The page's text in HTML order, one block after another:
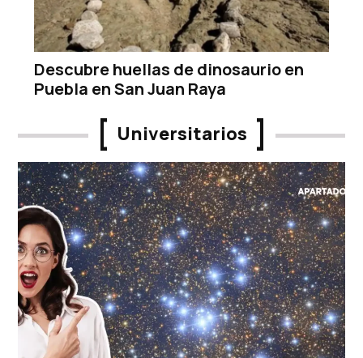
Descubre huellas de dinosaurio en
Puebla en San Juan Raya
Universitarios